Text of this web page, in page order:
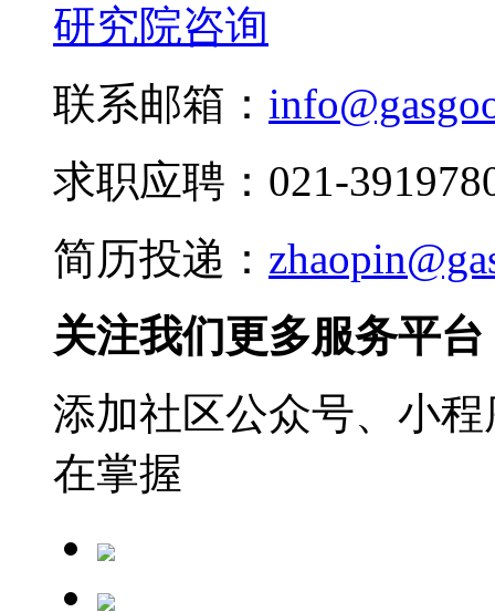
研究院咨询
联系邮箱：
求职应聘：021-
简历投递：
关注我们更多服务平台
添加社区公众号、小
在掌握